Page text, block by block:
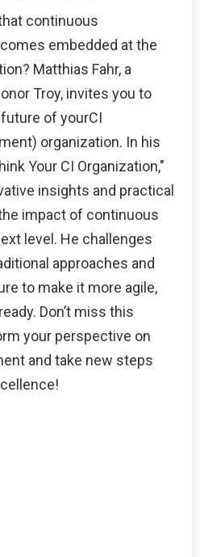
continuous
embedded at the
Matthias Fahr, a
Troy, invites you to
of yourCI
organization. In his
Your CI Organization,"
insights and practical
impact of continuous
level. He challenges
approaches and
to make it more agile,
Don’t miss this
your perspective on
and take new steps